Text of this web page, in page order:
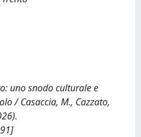
uno snodo culturale e
/ Casaccia, M., Cazzato,